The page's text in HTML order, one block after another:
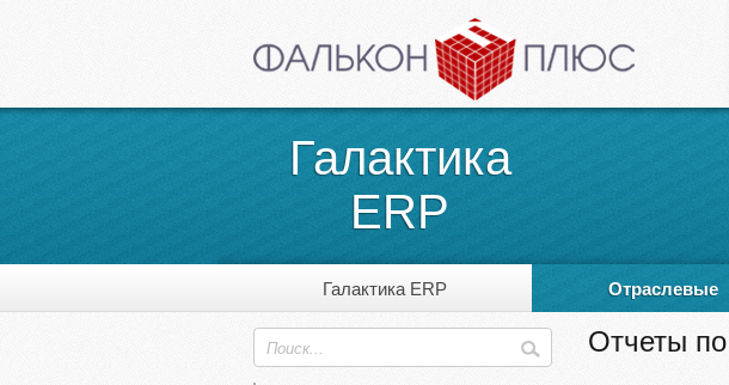
Галактика
ERP
Галактика ERP Отраслевые
Решения
Отчеты